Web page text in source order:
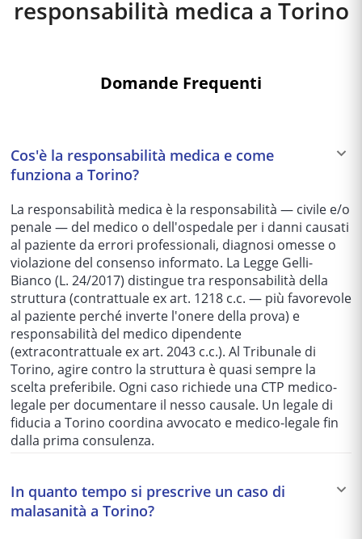
responsabilità medica a Torino
Domande Frequenti
Cos'è la responsabilità medica e come
funziona a Torino?
La responsabilità medica è la responsabilità — civile e/o
penale — del medico o dell'ospedale per i danni causati
al paziente da errori professionali, diagnosi omesse o
violazione del consenso informato. La Legge Gelli-
Bianco (L. 24/2017) distingue tra responsabilità della
struttura (contrattuale ex art. 1218 c.c. — più favorevole
al paziente perché inverte l'onere della prova) e
responsabilità del medico dipendente
(extracontrattuale ex art. 2043 c.c.). Al Tribunale di
Torino, agire contro la struttura è quasi sempre la
scelta preferibile. Ogni caso richiede una CTP medico-
legale per documentare il nesso causale. Un legale di
fiducia a Torino coordina avvocato e medico-legale fin
dalla prima consulenza.
In quanto tempo si prescrive un caso di
malasanità a Torino?